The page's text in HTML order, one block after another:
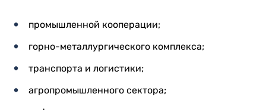
промышленной кооперации;
горно-металлургического комплекса;
транспорта и логистики;
агропромышленного сектора;